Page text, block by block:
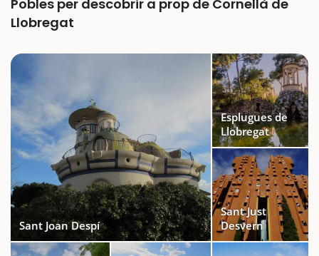
Pobles per descobrir a prop de Cornellà de
Llobregat
Sant Joan Despí
Esplugues de
Llobregat
Sant Just
Desvern